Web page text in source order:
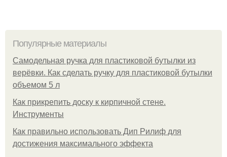
Популярные материалы
Самодельная ручка для пластиковой бутылки из
верёвки. Как сделать ручку для пластиковой бутылки
объемом 5 л
Как прикрепить доску к кирпичной стене.
Инструменты
Как правильно использовать Дип Рилиф для
достижения максимального эффекта